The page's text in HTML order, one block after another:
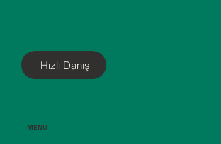
MENÜ
Hızlı Danış